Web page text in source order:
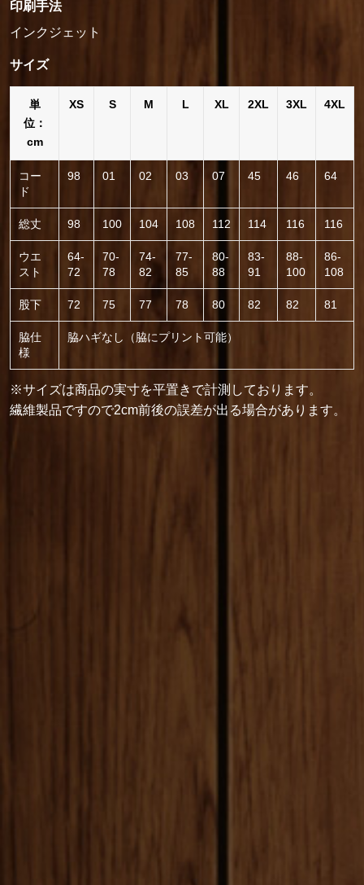
印刷手法
インクジェット
サイズ
単
位：
cm
XS S M L XL 2XL 3XL 4XL
コー
ド
98 01 02 03 07 45 46 64
総丈 98 100 104 108 112 114 116 116
ウエ
スト
64-
72
70-
78
74-
82
77-
85
80-
88
83-
91
88-
100
86-
108
股下 72 75 77 78 80 82 82 81
脇仕
様
脇ハギなし（脇にプリント可能）
※サイズは商品の実寸を平置きで計測しております。
繊維製品ですので2cm前後の誤差が出る場合があります。